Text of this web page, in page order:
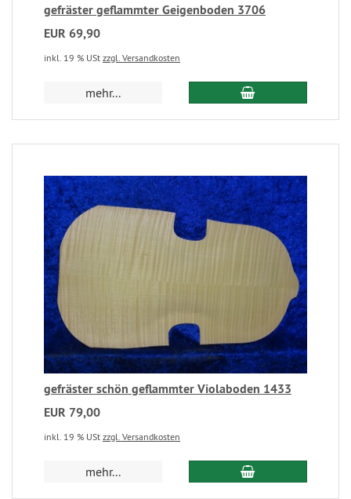
gefräster geflammter Geigenboden 3706
EUR 69,90
inkl. 19 % USt zzgl. Versandkosten
mehr...
gefräster schön geflammter Violaboden 1433
EUR 79,00
inkl. 19 % USt zzgl. Versandkosten
mehr...